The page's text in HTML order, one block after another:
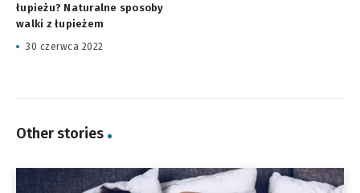
łupieżu? Naturalne sposoby
walki z łupieżem
30 czerwca 2022
Other stories